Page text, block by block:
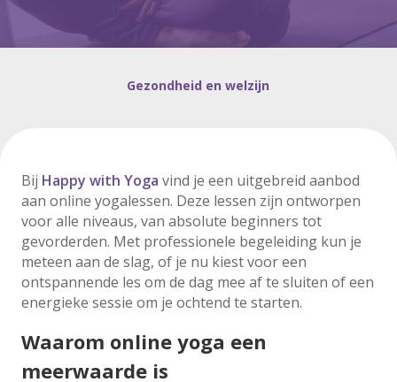
Gezondheid en welzijn
Bij Happy with Yoga vind je een uitgebreid aanbod
aan online yogalessen. Deze lessen zijn ontworpen
voor alle niveaus, van absolute beginners tot
gevorderden. Met professionele begeleiding kun je
meteen aan de slag, of je nu kiest voor een
ontspannende les om de dag mee af te sluiten of een
energieke sessie om je ochtend te starten.
Waarom online yoga een
meerwaarde is